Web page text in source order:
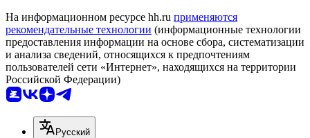
На информационном ресурсе hh.ru применяются
рекомендательные технологии (информационные технологии
предоставления информации на основе сбора, систематизации
и анализа сведений, относящихся к предпочтениям
пользователей сети «Интернет», находящихся на территории
Российской Федерации)
Русский